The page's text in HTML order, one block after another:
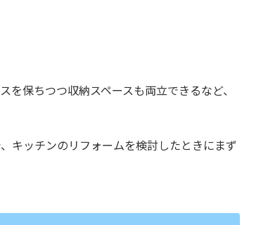
保ちつつ収納スペースも両立できるなど、
キッチンのリフォームを検討したときにまず